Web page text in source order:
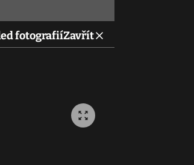
fotografiíZavřít